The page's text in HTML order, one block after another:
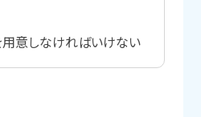
意しなければいけない